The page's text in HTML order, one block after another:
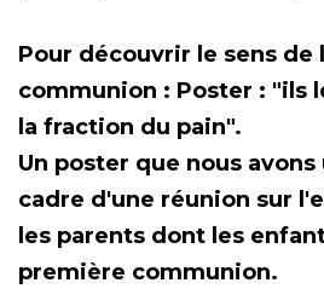
Pour découvrir le sens de
communion : Poster : "ils
la fraction du pain".
Un poster que nous
cadre d'une réunion sur
les parents dont les
première communion.